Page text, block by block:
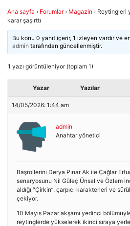
Ana sayfa › Forumlar › Magazin › Reytingleri
karar şaşırttı
Bu konu 0 yanıt içerir, 1 izleyen vardır ve
admin tarafından güncellenmiştir.
1 yazı görüntüleniyor (toplam 1)
Yazar Yazılar
14/05/2026: 1:44 am
admin
Anahtar yönetici
Başrollerini Derya Pınar Ak ile Çağlar
senaryosunu Nil Güleç Ünsal ve Özlem
aldığı “Çirkin”, çarpıcı karakterleri ve
çekiyor.
10 Mayıs Pazar akşamı yedinci
reytinglerde yükselerek ikinci sıraya